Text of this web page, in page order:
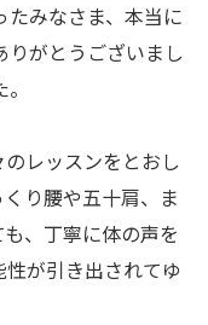
たみなさま、本当に
りがとうございまし
。
レッスンをとおし
り腰や五十肩、ま
、丁寧に体の声を
が引き出されてゆ